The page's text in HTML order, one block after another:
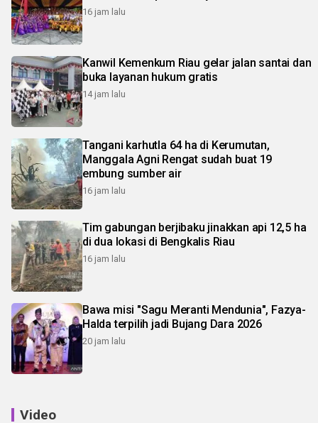
16 jam lalu
Kanwil Kemenkum Riau gelar jalan santai dan
buka layanan hukum gratis
14 jam lalu
Tangani karhutla 64 ha di Kerumutan,
Manggala Agni Rengat sudah buat 19
embung sumber air
16 jam lalu
Tim gabungan berjibaku jinakkan api 12,5 ha
di dua lokasi di Bengkalis Riau
16 jam lalu
Bawa misi "Sagu Meranti Mendunia", Fazya-
Halda terpilih jadi Bujang Dara 2026
20 jam lalu
Video